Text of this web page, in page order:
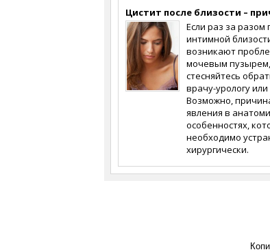
Цистит после близости –
Если раз за разом
интимной
возникают
мочевым
стесняйтесь
врачу-урологу или
Возможно,
явления в
особенностях,
необходимо
хирургически.